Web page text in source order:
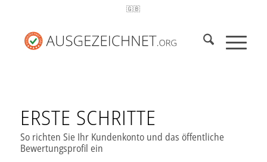
🇬🇧
ERSTE SCHRITTE
So richten Sie Ihr Kundenkonto und das öffentliche
Bewertungsprofil ein